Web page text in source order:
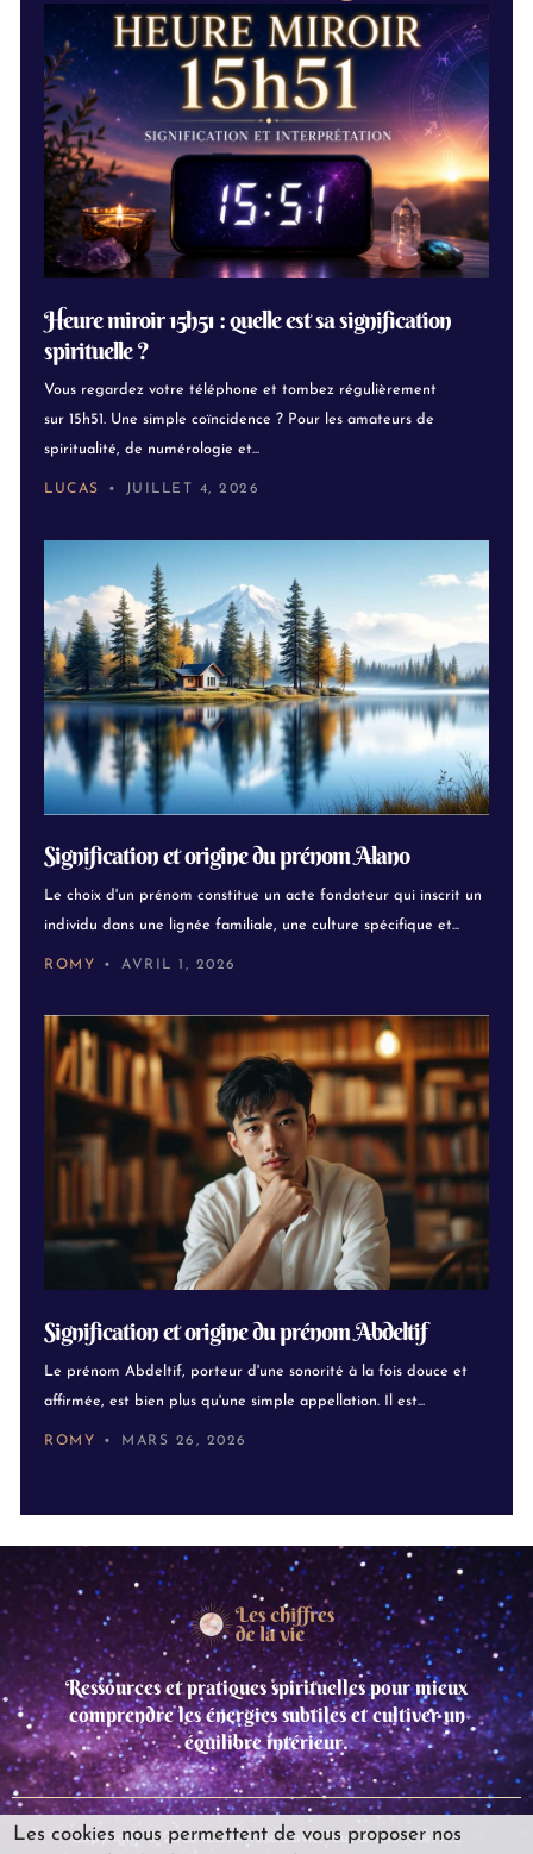
Heure miroir 15h51 : quelle est sa signification
spirituelle ?
Vous regardez votre téléphone et tombez régulièrement
sur 15h51. Une simple coïncidence ? Pour les amateurs de
spiritualité, de numérologie et...
LUCAS JUILLET 4, 2026
Signification et origine du prénom Alano
Le choix d'un prénom constitue un acte fondateur qui inscrit un
individu dans une lignée familiale, une culture spécifique et...
ROMY AVRIL 1, 2026
Signification et origine du prénom Abdeltif
Le prénom Abdeltif, porteur d'une sonorité à la fois douce et
affirmée, est bien plus qu'une simple appellation. Il est...
ROMY MARS 26, 2026
Ressources et pratiques spirituelles pour mieux
comprendre les énergies subtiles et cultiver un
équilibre intérieur.
Copyright © 2025 leschiffresdelavie,Tous droits réservés.
Les cookies nous permettent de vous proposer nos